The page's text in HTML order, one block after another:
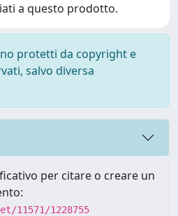
a questo prodotto.
protetti da copyright e
salvo diversa
per citare o creare un
11571/1228755